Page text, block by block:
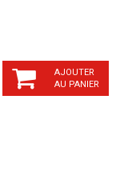
AJOUTER
AU PANIER